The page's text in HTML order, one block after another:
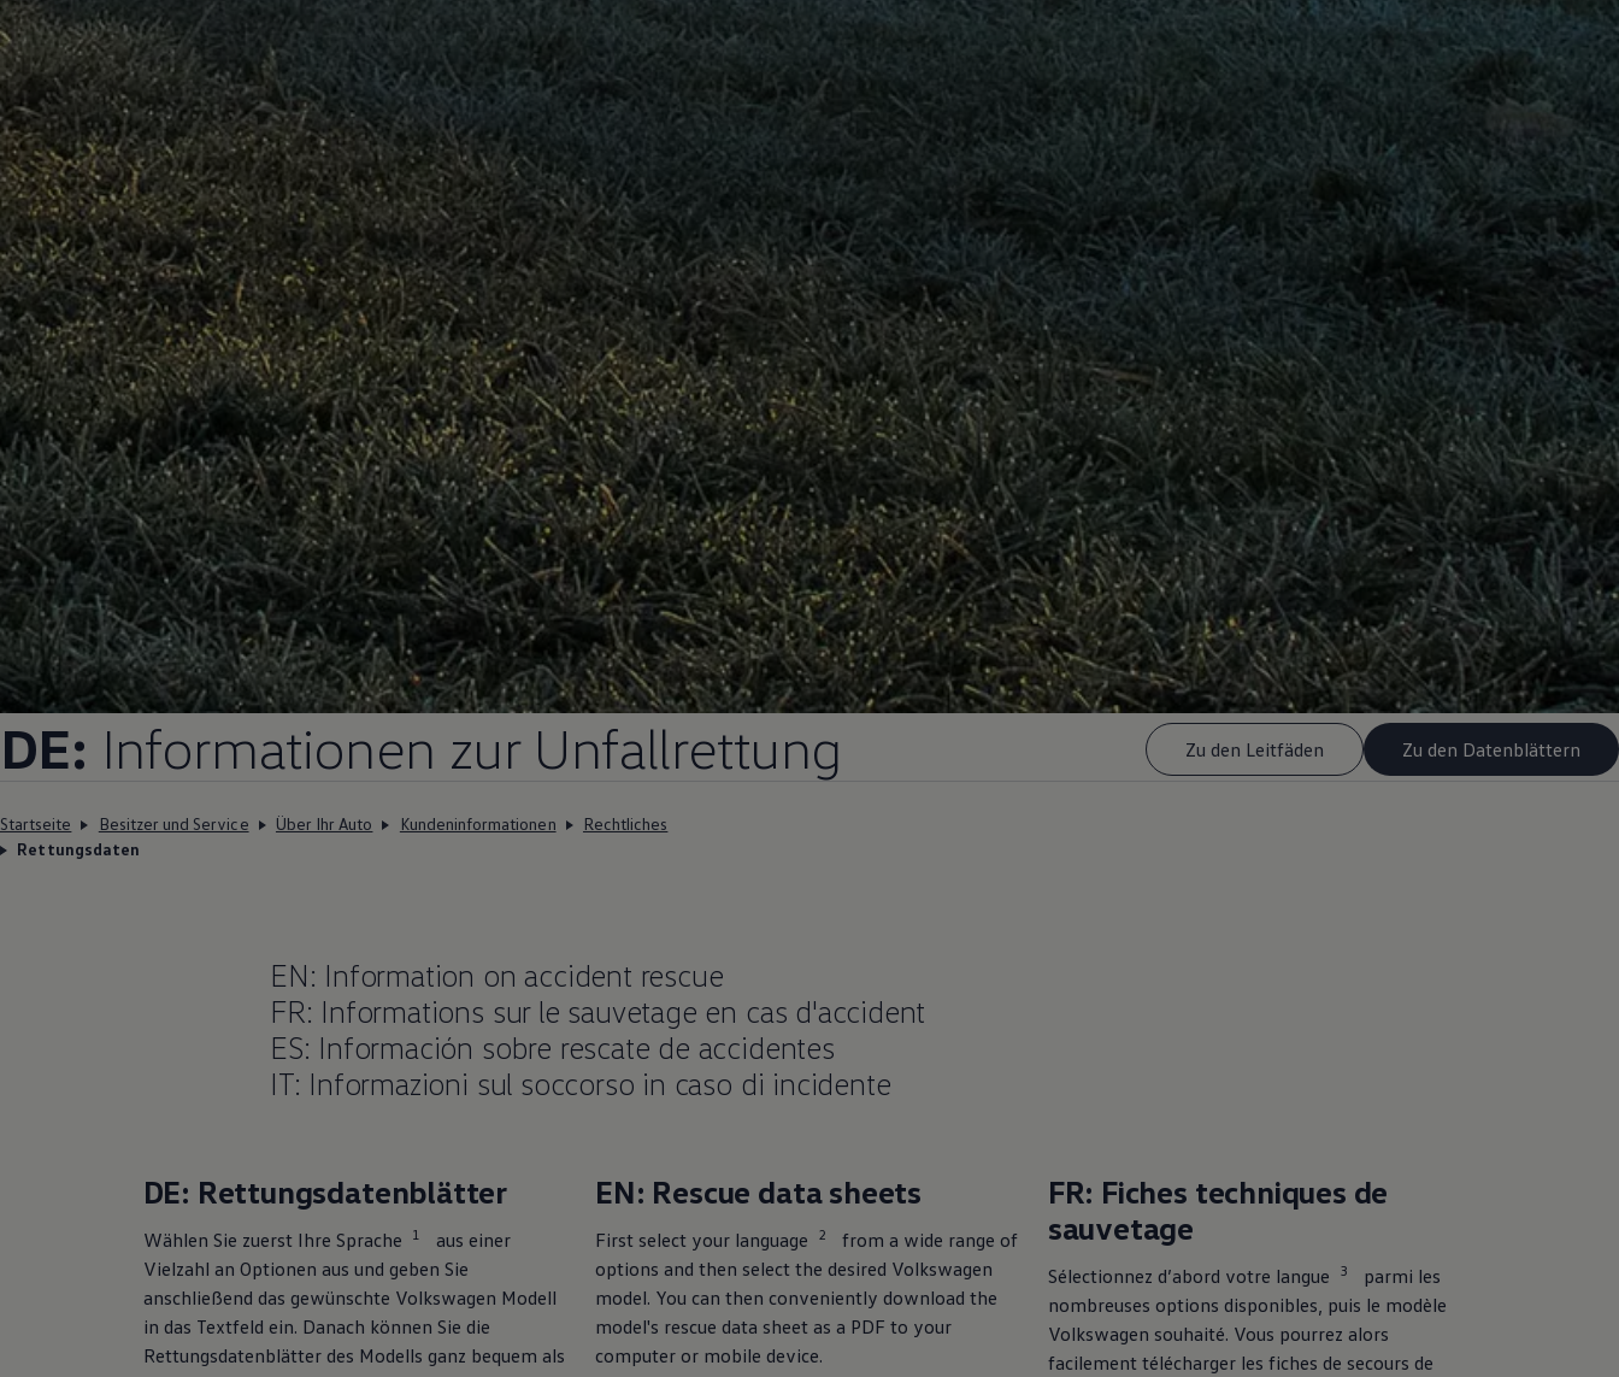
DE: Informationen zur Unfallrettung Zu den Leitfäden Zu den Datenblättern
Startseite Besitzer und Service Über Ihr Auto Kundeninformationen
Rechtliches
Rettungsdaten
EN: Information on accident rescue
FR: Informations sur le sauvetage en cas d'accident
ES: Información sobre rescate de accidentes
IT: Informazioni sul soccorso in caso di incidente
DE: Rettungsdatenblätter
Wählen Sie zuerst Ihre Sprache 1
aus einer
Vielzahl an Optionen aus und geben Sie
anschließend das gewünschte Volkswagen Modell
in das Textfeld ein. Danach können Sie die
Rettungsdatenblätter des Modells ganz bequem als
EN: Rescue data sheets
First select your language 2
from a wide range of
options and then select the desired Volkswagen
model. You can then conveniently download the
model's rescue data sheet as a PDF to your
computer or mobile device.
FR: Fiches techniques de
sauvetage
Sélectionnez d’abord votre langue 3
parmi les
nombreuses options disponibles, puis le modèle
Volkswagen souhaité. Vous pourrez alors
facilement télécharger les fiches de secours de